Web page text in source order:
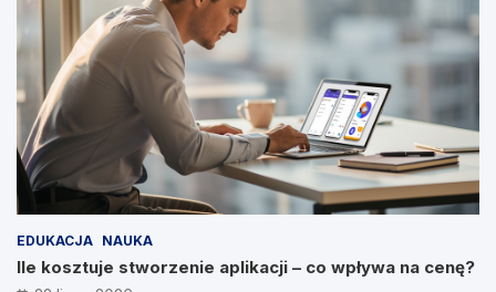
EDUKACJA NAUKA
Ile kosztuje stworzenie aplikacji – co wpływa na cenę?